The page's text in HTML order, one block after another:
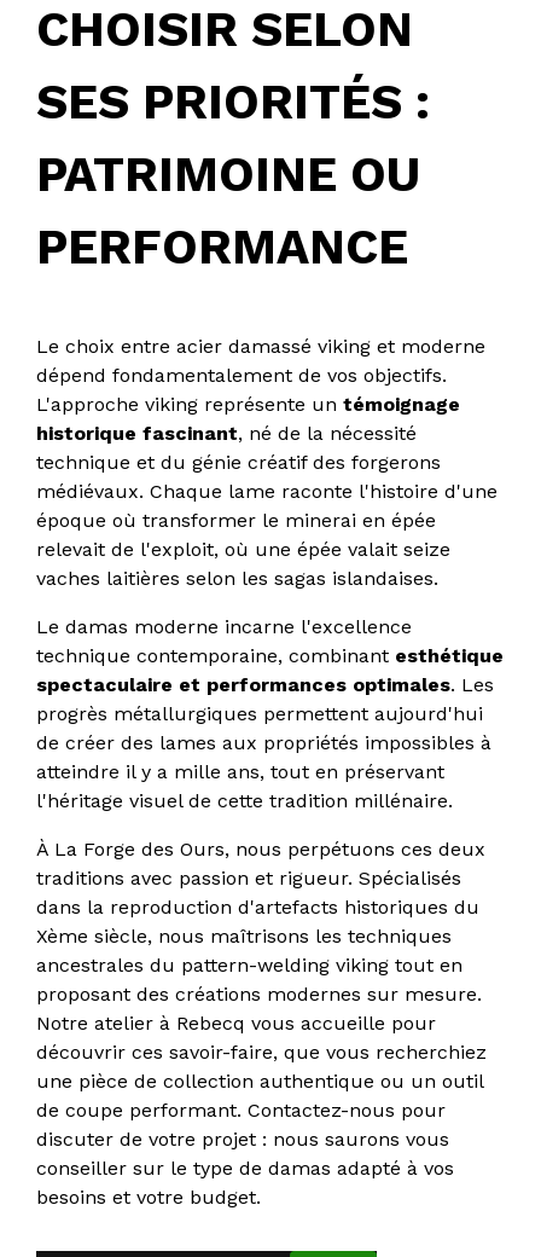
CHOISIR SELON
SES PRIORITÉS :
PATRIMOINE OU
PERFORMANCE
Le choix entre acier damassé viking et moderne
dépend fondamentalement de vos objectifs.
L'approche viking représente un témoignage
historique fascinant, né de la nécessité
technique et du génie créatif des forgerons
médiévaux. Chaque lame raconte l'histoire d'une
époque où transformer le minerai en épée
relevait de l'exploit, où une épée valait seize
vaches laitières selon les sagas islandaises.
Le damas moderne incarne l'excellence
technique contemporaine, combinant esthétique
spectaculaire et performances optimales. Les
progrès métallurgiques permettent aujourd'hui
de créer des lames aux propriétés impossibles à
atteindre il y a mille ans, tout en préservant
l'héritage visuel de cette tradition millénaire.
À La Forge des Ours, nous perpétuons ces deux
traditions avec passion et rigueur. Spécialisés
dans la reproduction d'artefacts historiques du
Xème siècle, nous maîtrisons les techniques
ancestrales du pattern-welding viking tout en
proposant des créations modernes sur mesure.
Notre atelier à Rebecq vous accueille pour
découvrir ces savoir-faire, que vous recherchiez
une pièce de collection authentique ou un outil
de coupe performant. Contactez-nous pour
discuter de votre projet : nous saurons vous
conseiller sur le type de damas adapté à vos
besoins et votre budget.